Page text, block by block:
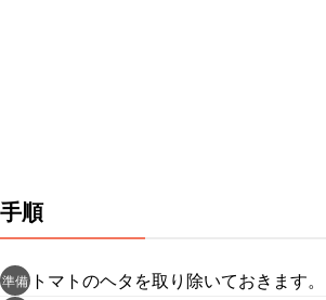
手順
準備 トマトのヘタを取り除いておきます。